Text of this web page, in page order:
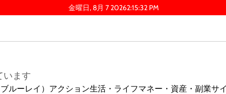
金曜日, 8月 7 20262:15:33 PM
います
ルーレイ） アクション生活・ライフマネー・資産・副業サ